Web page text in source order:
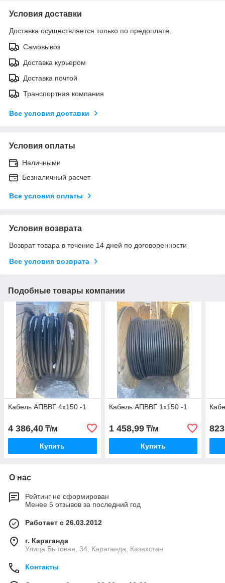
Условия доставки
Доставка осуществляется только по предоплате.
Самовывоз
Доставка курьером
Доставка почтой
Транспортная компания
Все условия доставки
Условия оплаты
Наличными
Безналичный расчет
Все условия оплаты
Условия возврата
Возврат товара в течение 14 дней по договоренности
Все условия возврата
Подобные товары компании
Кабель АПВВГ 4х150 -1
4 386,40 ₸/м
Купить
Кабель АПВВГ 1х150 -1
1 458,99₸/м
Купить
О нас
Рейтинг не сформирован
Менее 5 отзывов за последний год
Работает с 26.03.2012
г. Караганда
Улица Бытовая, 34, Караганда, Казахстан
Контакты